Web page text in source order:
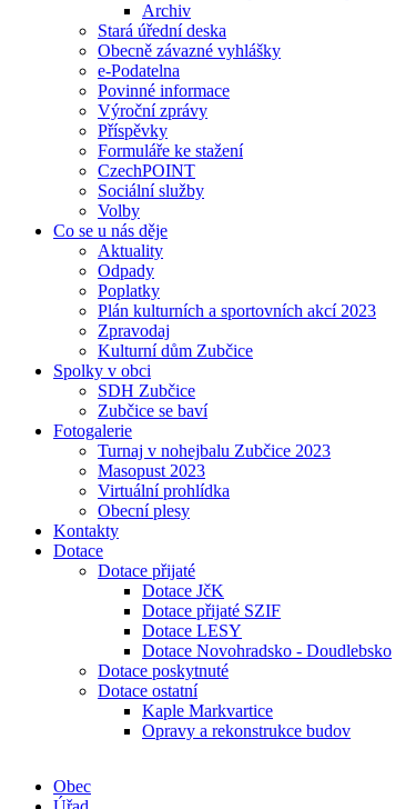
Archiv
Stará úřední deska
Obecně závazné vyhlášky
e-Podatelna
Povinné informace
Výroční zprávy
Příspěvky
Formuláře ke stažení
CzechPOINT
Sociální služby
Volby
Co se u nás děje
Aktuality
Odpady
Poplatky
Plán kulturních a sportovních akcí 2023
Zpravodaj
Kulturní dům Zubčice
Spolky v obci
SDH Zubčice
Zubčice se baví
Fotogalerie
Turnaj v nohejbalu Zubčice 2023
Masopust 2023
Virtuální prohlídka
Obecní plesy
Kontakty
Dotace
Dotace přijaté
Dotace JčK
Dotace přijaté SZIF
Dotace LESY
Dotace Novohradsko - Doudlebsko
Dotace poskytnuté
Dotace ostatní
Kaple Markvartice
Opravy a rekonstrukce budov
Obec